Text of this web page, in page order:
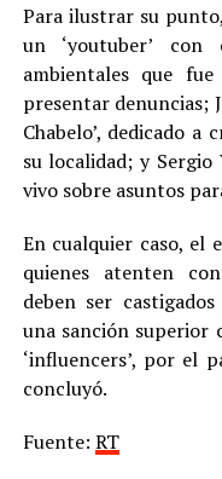
Para ilustrar su
un ‘youtuber’ con
ambientales que
presentar denuncias;
Chabelo’, dedicado
su localidad; y
vivo sobre asuntos
En cualquier caso, el
quienes atenten
deben ser
una sanción
‘influencers’, por el
concluyó.
Fuente: RT